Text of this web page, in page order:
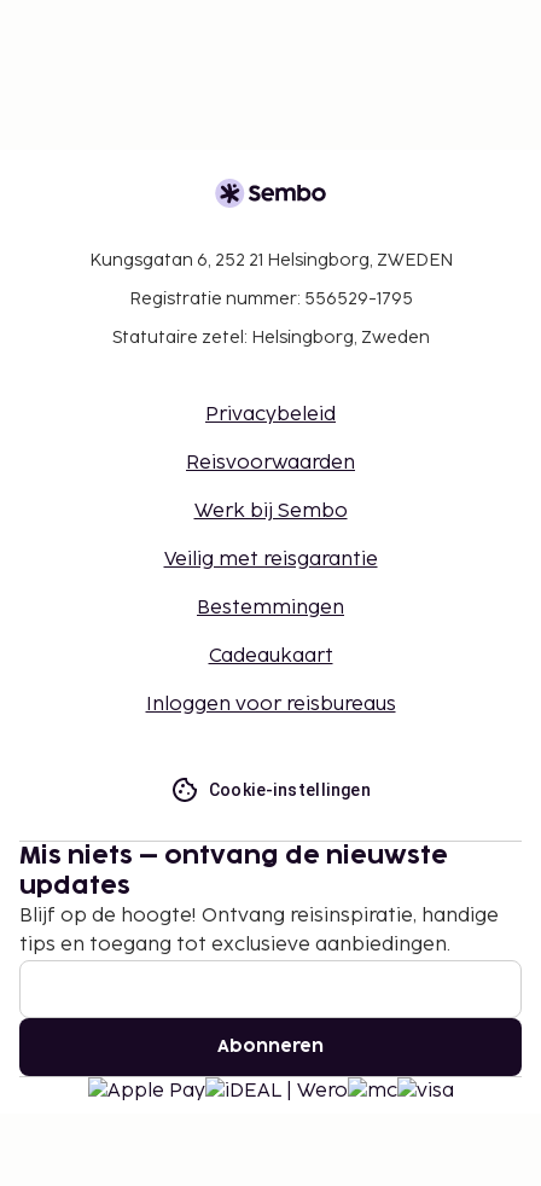
Kungsgatan 6, 252 21 Helsingborg, ZWEDEN
Registratie nummer: 556529-1795
Statutaire zetel: Helsingborg, Zweden
Privacybeleid
Reisvoorwaarden
Werk bij Sembo
Veilig met reisgarantie
Bestemmingen
Cadeaukaart
Inloggen voor reisbureaus
Cookie-instellingen
Mis niets – ontvang de nieuwste
updates
Blijf op de hoogte! Ontvang reisinspiratie, handige
tips en toegang tot exclusieve aanbiedingen.
Abonneren